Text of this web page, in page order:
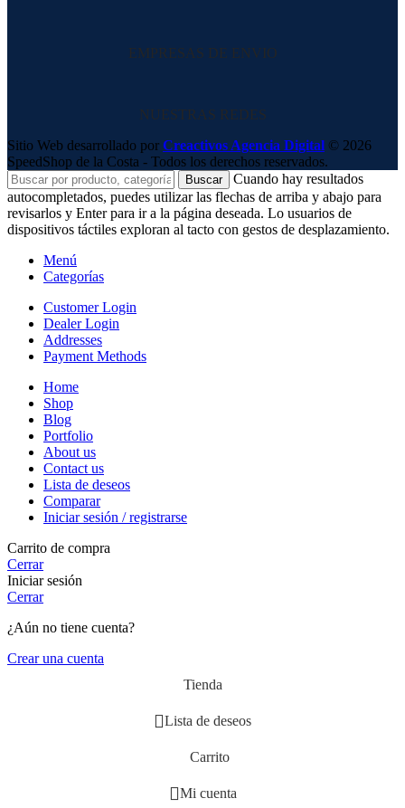
EMPRESAS DE ENVIO
NUESTRAS REDES
Sitio Web desarrollado por Creactivos Agencia Digital © 2026
SpeedShop de la Costa - Todos los derechos reservados.
Buscar
Cuando hay resultados
autocompletados, puedes utilizar las flechas de arriba y abajo para
revisarlos y Enter para ir a la página deseada. Lo usuarios de
dispositivos táctiles exploran al tacto con gestos de desplazamiento.
Menú
Categorías
Customer Login
Dealer Login
Addresses
Payment Methods
Home
Shop
Blog
Portfolio
About us
Contact us
Lista de deseos
Comparar
Iniciar sesión / registrarse
Carrito de compra
Cerrar
Iniciar sesión
Cerrar
¿Aún no tiene cuenta?
Crear una cuenta
Tienda
Lista de deseos
Carrito
Mi cuenta